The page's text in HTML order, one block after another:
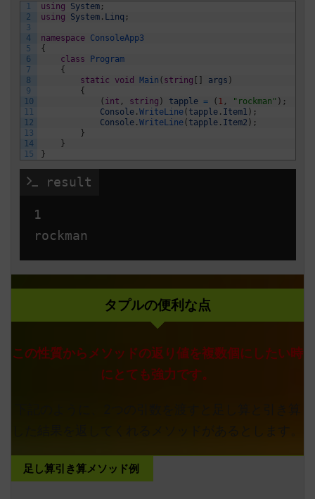
1
2
3
4
5
6
7
8
9
10
11
12
13
14
15
using System;
using
System. Linq ;
namespace
ConsoleApp3
{
class
Program
{
static
void Main ( string [ ] args )
{
( int , string ) tapple = ( 1 , "rockman" ) ;
Console. WriteLine( tapple. Item1 ) ;
Console. WriteLine( tapple. Item2 ) ;
}
}
}
result
1
タプルの便利な点
この性質からメソッドの返り値を複数個にしたい時
にとても強力です。
足し算引き算メソッド例